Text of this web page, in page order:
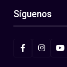
Síguenos